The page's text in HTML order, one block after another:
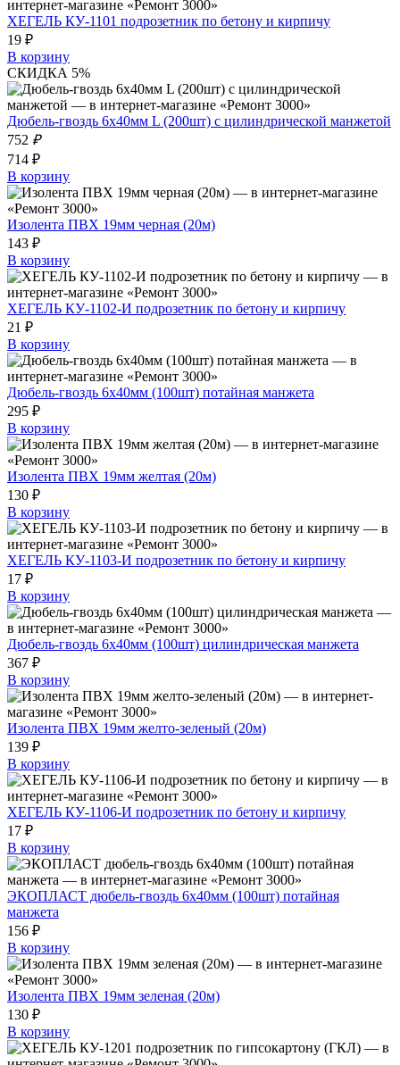
ХЕГЕЛЬ КУ-1101 подрозетник по бетону и кирпичу
19 ₽
В корзину
СКИДКА 5%
Дюбель-гвоздь 6х40мм L (200шт) с цилиндрической манжетой
752 ₽
714 ₽
В корзину
Изолента ПВХ 19мм черная (20м)
143 ₽
В корзину
ХЕГЕЛЬ КУ-1102-И подрозетник по бетону и кирпичу
21 ₽
В корзину
Дюбель-гвоздь 6х40мм (100шт) потайная манжета
295 ₽
В корзину
Изолента ПВХ 19мм желтая (20м)
130 ₽
В корзину
ХЕГЕЛЬ КУ-1103-И подрозетник по бетону и кирпичу
17 ₽
В корзину
Дюбель-гвоздь 6х40мм (100шт) цилиндрическая манжета
367 ₽
В корзину
Изолента ПВХ 19мм желто-зеленый (20м)
139 ₽
В корзину
ХЕГЕЛЬ КУ-1106-И подрозетник по бетону и кирпичу
17 ₽
В корзину
ЭКОПЛАСТ дюбель-гвоздь 6х40мм (100шт) потайная
манжета
156 ₽
В корзину
Изолента ПВХ 19мм зеленая (20м)
130 ₽
В корзину